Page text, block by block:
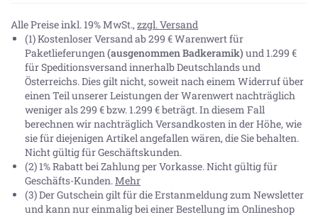
Alle Preise inkl. 19% MwSt., zzgl. Versand
(1) Kostenloser Versand ab 299 € Warenwert für
Paketlieferungen(ausgenommen Badkeramik) und 1.299 €
für Speditionsversand innerhalb Deutschlands und
Österreichs. Dies gilt nicht, soweit nach einem Widerruf über
einen Teil unserer Leistungen der Warenwert nachträglich
weniger als 299 € bzw. 1.299 € beträgt. In diesem Fall
berechnen wir nachträglich Versandkosten in der Höhe, wie
sie für diejenigen Artikel angefallen wären, die Sie behalten.
Nicht gültig für Geschäftskunden.
(2) 1% Rabatt bei Zahlung per Vorkasse. Nicht gültig für
Geschäfts-Kunden.Mehr
(3) Der Gutschein gilt für die Erstanmeldung zum Newsletter
und kann nur einmalig bei einer Bestellung im Onlineshop